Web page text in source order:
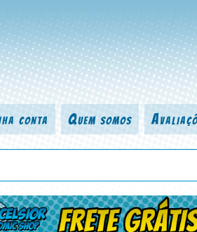
conta Quem somos
revista, personagem, série, escritor,